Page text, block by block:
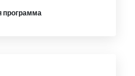
программа